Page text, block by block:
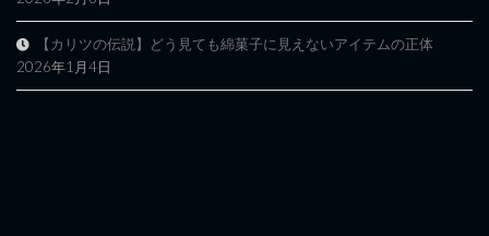
【カリツの伝説】どう見ても綿菓子に見えないアイテムの正体
2026年1月4日